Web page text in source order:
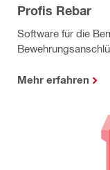
Profis Rebar
Software für die
Mehr erfahren